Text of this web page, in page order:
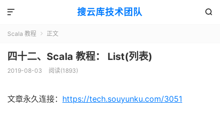
搜云库技术团队 

Scala 教程  正文
四十二、Scala 教程： List(列表)
2019-08-03 阅读(1893)
文章永久连接： https://tech.souyunku.com/3051